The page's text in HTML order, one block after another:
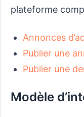
plateforme
Annonces
Publier une
Publier une
Modèle